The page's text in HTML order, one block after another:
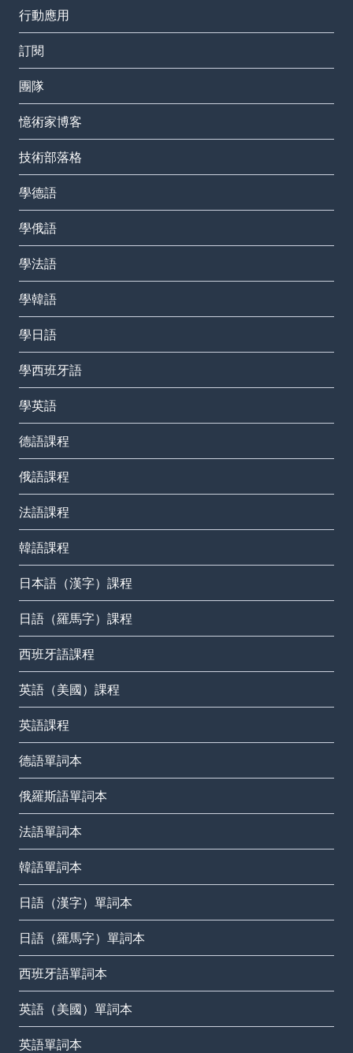
行動應用
訂閱
團隊
憶術家博客
技術部落格
學德語
學俄語
學法語
學韓語
學日語
學西班牙語
學英語
德語課程
俄語課程
法語課程
韓語課程
日本語（漢字）課程
日語（羅馬字）課程
西班牙語課程
英語（美國）課程
英語課程
德語單詞本
俄羅斯語單詞本
法語單詞本
韓語單詞本
日語（漢字）單詞本
日語（羅馬字）單詞本
西班牙語單詞本
英語（美國）單詞本
英語單詞本